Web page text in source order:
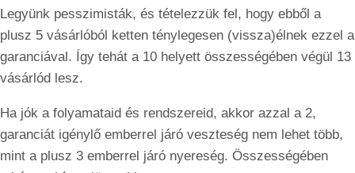
Legyünk pesszimisták, és tételezzük fel, hogy ebből a
plusz 5 vásárlóból ketten ténylegesen (vissza)élnek ezzel a
garanciával. Így tehát a 10 helyett összességében végül 13
vásárlód lesz.
Ha jók a folyamataid és rendszereid, akkor azzal a 2,
garanciát igénylő emberrel járó veszteség nem lehet több,
mint a plusz 3 emberrel járó nyereség. Összességében